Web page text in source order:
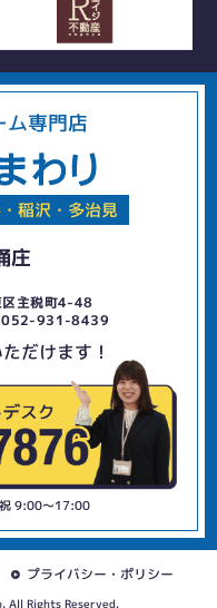
ム専門店
稲沢・多治見
庄
主税町4-48
931-8439
だけます！
9:00〜17:00
プライバシー・ポリシー
All Rights Reserved.